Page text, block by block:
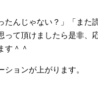
たんじゃない？」「また
って頂けましたら是非、
す＾＾
ションが上がります。